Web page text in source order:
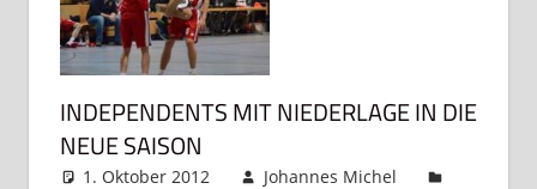
INDEPENDENTS MIT NIEDERLAGE IN DIE
NEUE SAISON
1. Oktober 2012
Johannes Michel